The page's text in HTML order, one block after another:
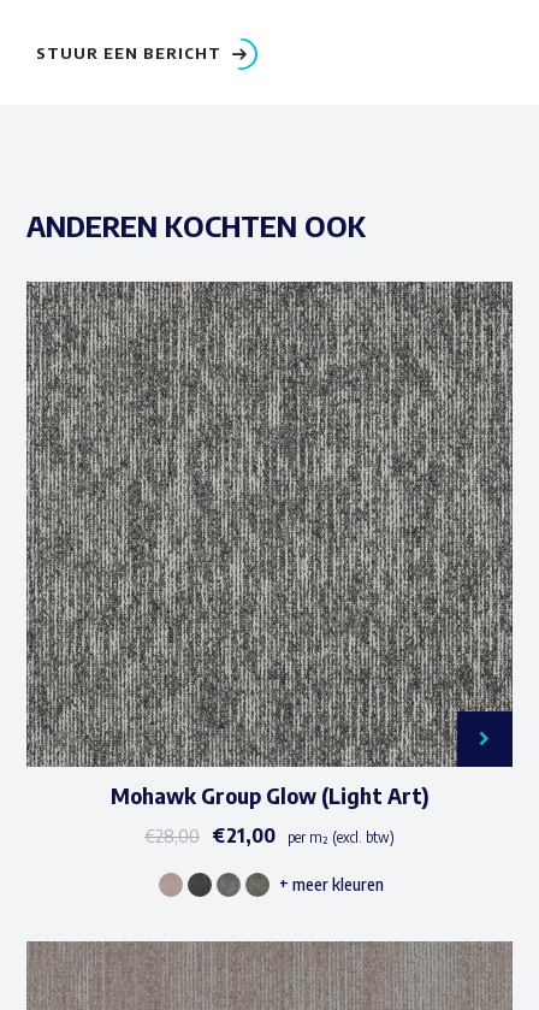
STUUR EEN BERICHT
ANDEREN KOCHTEN OOK
Mohawk Group Glow (Light Art)
€28,00 €21,00 per m² (excl. btw)
Dit
heeft
meerdere
+ meer kleuren